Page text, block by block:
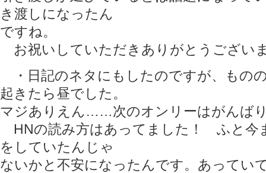
き渡しになったん
ですね。
お祝いしていただきありがとうござい
・日記のネタにもしたのですが、もの
起きたら昼でした。
マジありえん……次のオンリーはがんば
HNの読み方はあってました！ ふと今
をしていたんじゃ
ないかと不安になったんです。あってい